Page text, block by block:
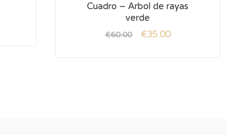
Cuadro – Arbol de rayas
verde
€60.00 €35.00